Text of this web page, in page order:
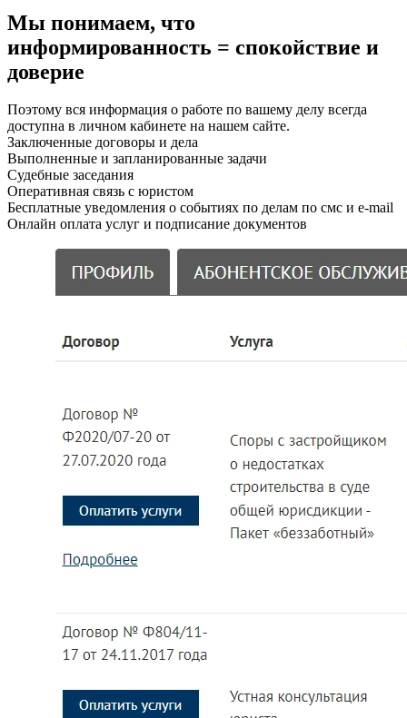
Мы понимаем, что
информированность = спокойствие и
доверие
Поэтому вся информация о работе по вашему делу всегда
доступна в личном кабинете на нашем сайте.
Заключенные договоры и дела
Выполненные и запланированные задачи
Судебные заседания
Оперативная связь с юристом
Бесплатные уведомления о событиях по делам по смс и e-mail
Онлайн оплата услуг и подписание документов